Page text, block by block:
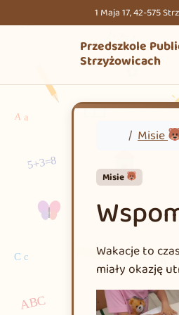
1 Maja 17, 42-575
Przedszkole
Strzyżowicach
Home
Misie
Misie
Wakacje to
miały okazję